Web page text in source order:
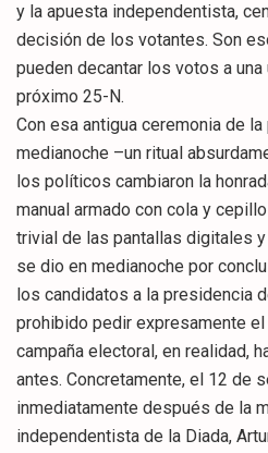
y la apuesta independentista,
decisión de los votantes. Son
pueden decantar los votos a
próximo 25-N.
Con esa antigua ceremonia de
medianoche –un ritual
los políticos cambiaron la
manual armado con cola y
trivial de las pantallas digitales
se dio en medianoche por
los candidatos a la presidencia
prohibido pedir expresamente
campaña electoral, en realidad,
antes. Concretamente, el 12 de
inmediatamente después de la
independentista de la Diada,